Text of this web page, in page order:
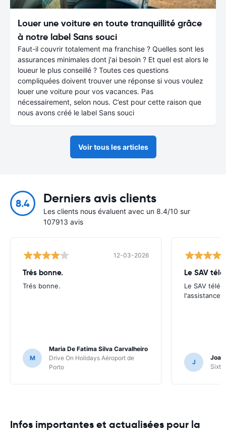
Louer une voiture en toute tranquillité grâce
à notre label Sans souci
Faut-il couvrir totalement ma franchise ? Quelles sont les
assurances minimales dont j'ai besoin ? Et quel est alors le
loueur le plus conseillé ? Toutes ces questions
compliquées doivent trouver une réponse si vous voulez
louer une voiture pour vos vacances. Pas
nécessairement, selon nous. C’est pour cette raison que
nous avons créé le label Sans souci
Voir tous les articles
8.4 Derniers avis clients
Les clients nous évaluent avec un 8.4/10 sur
107913 avis
12-03-2026
Trés bonne.
Trés bonne.
M
Maria De Fatima Silva Carvalheiro
Drive On Holidays Aéroport de
Porto
Le SAV
l'assistance
J
Joao
Sixt
Infos importantes et actualisées pour la